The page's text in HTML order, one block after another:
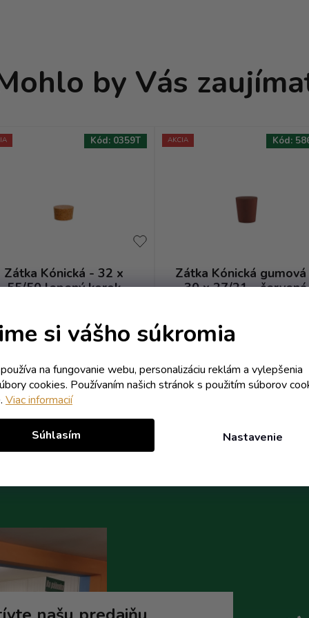
si vášho súkromia
na fungovanie webu, personalizáciu reklám a vylepšenia
cookies. Používaním našich stránok s použitím súborov
Viac informacií
Nastavenie
Súhlasím
by Vás
Zátka Kónická - 32 x
55/50 lepený korok
1,16 € vrátane DPH
1,35 € (-30%)
Do košíka
Kód: 0359T AKCIA
Zátka Kónická
30 x 27/21 - červená
0,79 € vrátane DPH
0,86 € (-25%)
Kód: